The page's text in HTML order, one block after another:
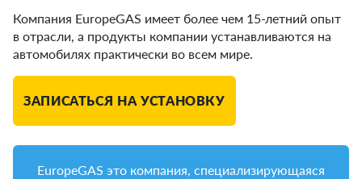
Компания EuropeGAS имеет более чем 15-летний опыт
в отрасли, а продукты компании устанавливаются на
автомобилях практически во всем мире.
ЗАПИСАТЬСЯ НА УСТАНОВКУ
EuropeGAS это компания, специализирующаяся